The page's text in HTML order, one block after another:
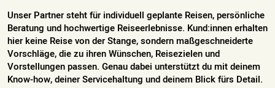
Unser Partner steht für individuell geplante Reisen, persönliche
Beratung und hochwertige Reiseerlebnisse. Kund:innen erhalten
hier keine Reise von der Stange, sondern maßgeschneiderte
Vorschläge, die zu ihren Wünschen, Reisezielen und
Vorstellungen passen. Genau dabei unterstützt du mit deinem
Know-how, deiner Servicehaltung und deinem Blick fürs Detail.